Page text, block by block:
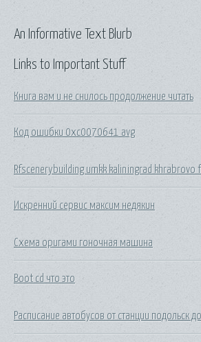
Links to Important Stuff
Книга вам и не снилось продолжение читать
Код ошибки 0xc0070641 avg
Rfscenerybuilding umkk kaliningrad khrabrovo
Искренний сервис максим недякин
Схема оригами гоночная машина
Boot cd что это
Расписание автобусов от станции подольск
An Informative Text Blurb